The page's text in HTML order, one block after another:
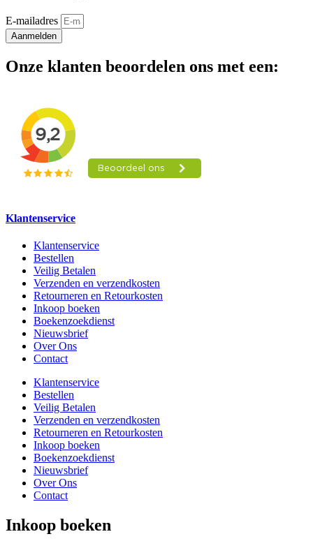
E-mailadres
Aanmelden
Onze klanten beoordelen ons met een:
Klantenservice
Klantenservice
Bestellen
Veilig Betalen
Verzenden en verzendkosten
Retourneren en Retourkosten
Inkoop boeken
Boekenzoekdienst
Nieuwsbrief
Over Ons
Contact
Klantenservice
Bestellen
Veilig Betalen
Verzenden en verzendkosten
Retourneren en Retourkosten
Inkoop boeken
Boekenzoekdienst
Nieuwsbrief
Over Ons
Contact
Inkoop boeken